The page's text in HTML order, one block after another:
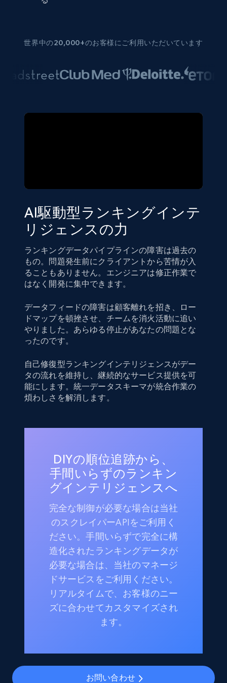
世界中の20,000+のお客様にご利用いただいています
AI駆動型ランキングインテ
リジェンスの力
ランキングデータパイプラインの障害は過去の
もの。問題発生前にクライアントから苦情が入
ることもありません。エンジニアは修正作業で
はなく開発に集中できます。
データフィードの障害は顧客離れを招き、ロー
ドマップを頓挫させ、チームを消火活動に追い
やりました。あらゆる停止があなたの問題とな
ったのです。
自己修復型ランキングインテリジェンスがデー
タの流れを維持し、継続的なサービス提供を可
能にします。統一データスキーマが統合作業の
煩わしさを解消します。
DIYの順位追跡から、
手間いらずのランキン
グインテリジェンスへ
完全な制御が必要な場合は当社
のスクレイパーAPIをご利用く
ださい。手間いらずで完全に構
造化されたランキングデータが
必要な場合は、当社のマネージ
ドサービスをご利用ください。
リアルタイムで、お客様のニー
ズに合わせてカスタマイズされ
ます。
お問い合わせ